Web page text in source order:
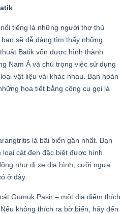
tiếng là những người thợ thủ
sẽ dễ dàng tìm thấy những
Batik vốn được hình thành
Nam Á và chú trọng việc sử dụng
vật liệu vải khác nhau. Bạn hoàn
họa tiết bằng công cụ gọi là
là bãi biển gần nhất. Bạn
cát đen đặc biệt được hình
như đi xe địa hình, cưỡi ngựa
ở đây.
Gumuk Pasir – một địa điểm thích
không thích ra bờ biển, hãy đến